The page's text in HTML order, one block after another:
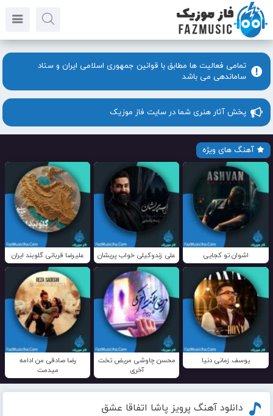
تمامی فعالیت ها مطابق با قوانین جمهوری اسلامی ایران و ستاد
ساماندهی می باشد
پخش آثار هنری شما در سایت فاز موزیک
آهنگ های ویژه
اشوان تو کجایی علی زندوکیلی خواب پریشان علیرضا قربانی گلوبند ایران
یوسف زمانی دنیا
محسن چاوشی مریض تخت
آخری
رضا صادقی من ادامه
میدمت
دانلود آهنگ پرویز پاشا اتفاقا عشق